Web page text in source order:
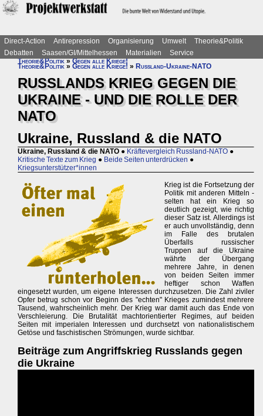
Direct-Action Antirepression Organisierung Umwelt
Theorie&Politik
Debatten
Saasen/GI/Mittelhessen Materialien
Service
Theorie&Politik»Gegen alle Kriege!
Theorie&Politik » Gegen alle Kriege! » Russland-Ukraine-NATO
RUSSLANDS KRIEG GEGEN DIE
UKRAINE - UND DIE ROLLE DER
NATO
Ukraine, Russland & die NATO
Ukraine, Russland & die NATO ● Kräftevergleich Russland-NATO ●
Kritische Texte zum Krieg ● Beide Seiten unterdrücken ●
Kriegsunterstützer*innen
Krieg ist die Fortsetzung der
Politik mit anderen Mitteln -
selten hat ein Krieg so
deutlich gezeigt, wie richtig
dieser Satz ist. Allerdings ist
er auch unvollständig, denn
im Falle des brutalen
Überfalls russischer
Truppen auf die Ukraine
währte der Übergang
mehrere Jahre, in denen
von beiden Seiten immer
heftiger schon Waffen
eingesetzt wurden, um eigene Interessen durchzusetzen. Die Zahl ziviler
Opfer betrug schon vor Beginn des "echten" Krieges zumindest mehrere
Tausend, wahrscheinlich mehr. Der Krieg war damit auch das Ende von
Verschleierung. Die Brutalität machtorientierter Regimes, auf beiden
Seiten mit imperialen Interessen und durchsetzt von nationalistischem
Getöse und faschistischen Strömungen, wurde sichtbar.
Beiträge zum Angriffskrieg Russlands gegen
die Ukraine